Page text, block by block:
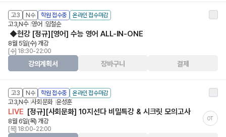
고3 N수 학원 접수중 온라인 접수마감
고3,N수 영어 임철순
◆현강 [정규][영어] 수능 영어 ALL-IN-ONE
8월 5일(수) 개강
[수] 18:30-22:00
강의계획서 장바구니 결제
고3 N수 학원 접수중 온라인 접수마감
고3,N수 사회문화 윤성훈
LIVE [정규][사회문화] 10지선다 비밀특강 & 시크릿 모의고사
OT
8월 6일(목) 개강
[목] 18:00-22:00